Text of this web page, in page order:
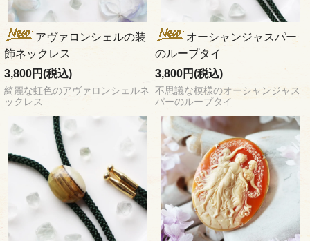
アヴァロンシェルの装
飾ネックレス
3,800円(税込)
綺麗な虹色のアヴァロンシェルネ
ックレス
オーシャンジャスパー
のループタイ
3,800円(税込)
不思議な模様のオーシャンジャス
パーのループタイ